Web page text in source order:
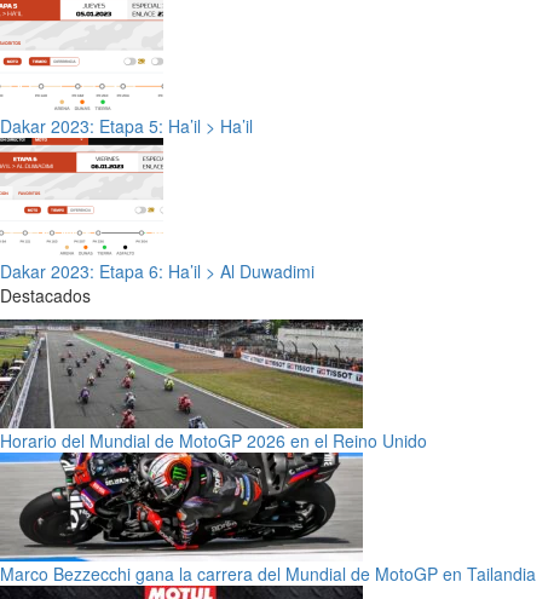
Dakar 2023: Etapa 5: Ha’il > Ha’il
Dakar 2023: Etapa 6: Ha’il > Al Duwadimi
Destacados
Horario del Mundial de MotoGP 2026 en el Reino Unido
Marco Bezzecchi gana la carrera del Mundial de MotoGP en Tailandia